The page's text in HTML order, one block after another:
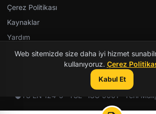
Çerez Politikası
Kaynaklar
Yardım
© 2026 Kent Teknik Kimya. Tüm
TS EN 124-5 · TSE · ISO 9001 · Yerli Malı|
Web sitemizde size daha iyi hizmet
kullanıyoruz. Çerez
Kabul Et